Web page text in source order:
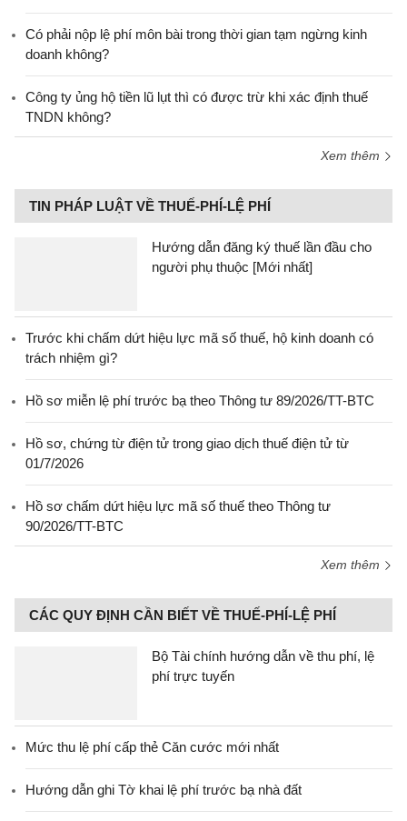
Có phải nộp lệ phí môn bài trong thời gian tạm ngừng kinh
doanh không?
Công ty ủng hộ tiền lũ lụt thì có được trừ khi xác định thuế
TNDN không?
Xem thêm
TIN PHÁP LUẬT VỀ THUẾ-PHÍ-LỆ PHÍ
Hướng dẫn đăng ký thuế lần đầu cho
người phụ thuộc [Mới nhất]
Trước khi chấm dứt hiệu lực mã số thuế, hộ kinh doanh có
trách nhiệm gì?
Hồ sơ miễn lệ phí trước bạ theo Thông tư 89/2026/TT-BTC
Hồ sơ, chứng từ điện tử trong giao dịch thuế điện tử từ
01/7/2026
Hồ sơ chấm dứt hiệu lực mã số thuế theo Thông tư
90/2026/TT-BTC
Xem thêm
CÁC QUY ĐỊNH CẦN BIẾT VỀ THUẾ-PHÍ-LỆ PHÍ
Bộ Tài chính hướng dẫn về thu phí, lệ
phí trực tuyến
Mức thu lệ phí cấp thẻ Căn cước mới nhất
Hướng dẫn ghi Tờ khai lệ phí trước bạ nhà đất